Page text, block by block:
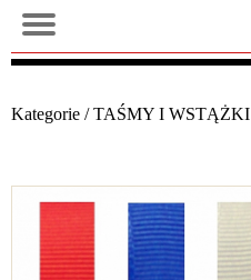
Kategorie /TAŚMY I WSTĄŻKI